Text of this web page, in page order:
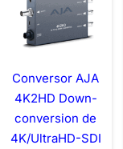
Conversor AJA
4K2HD Down-
conversion de
4K/UltraHD-SDI